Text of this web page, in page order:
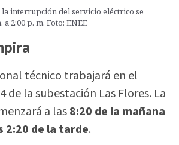
la interrupción del servicio eléctrico se
a 2:00 p. m. Foto: ENEE
técnico trabajará en el
de la subestación Las Flores. La
a las8:20 de la mañana
2:20 de la tarde.